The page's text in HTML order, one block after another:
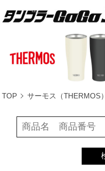
TOP サーモス（THERMOS）